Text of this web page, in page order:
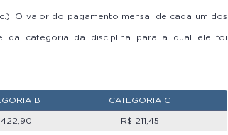
O valor do pagamento mensal de cada um dos
da categoria da disciplina para a qual ele foi
B CATEGORIA C
422,90 R$ 211,45